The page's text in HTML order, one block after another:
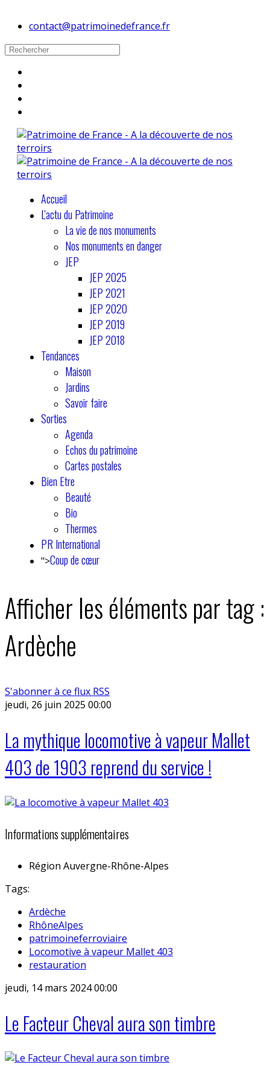
contact@patrimoinedefrance.fr
Accueil
L'actu du Patrimoine
La vie de nos monuments
Nos monuments en danger
JEP
JEP 2025
JEP 2021
JEP 2020
JEP 2019
JEP 2018
Tendances
Maison
Jardins
Savoir faire
Sorties
Agenda
Echos du patrimoine
Cartes postales
Bien Etre
Beauté
Bio
Thermes
PR International
">Coup de cœur
Afficher les éléments par tag :
Ardèche
S'abonner à ce flux RSS
jeudi, 26 juin 2025 00:00
La mythique locomotive à vapeur Mallet
403 de 1903 reprend du service !
Informations supplémentaires
Région Auvergne-Rhône-Alpes
Tags:
Ardèche
RhôneAlpes
patrimoineferroviaire
Locomotive à vapeur Mallet 403
restauration
jeudi, 14 mars 2024 00:00
Le Facteur Cheval aura son timbre